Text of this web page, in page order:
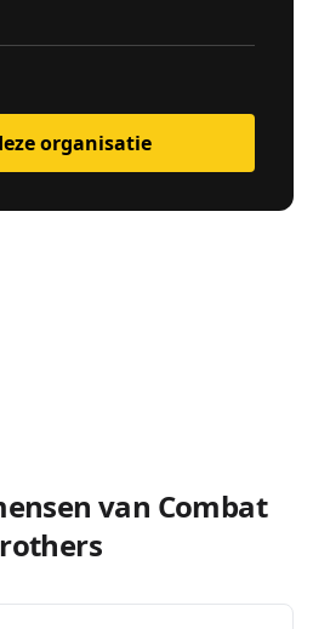
organisatie
van Combat